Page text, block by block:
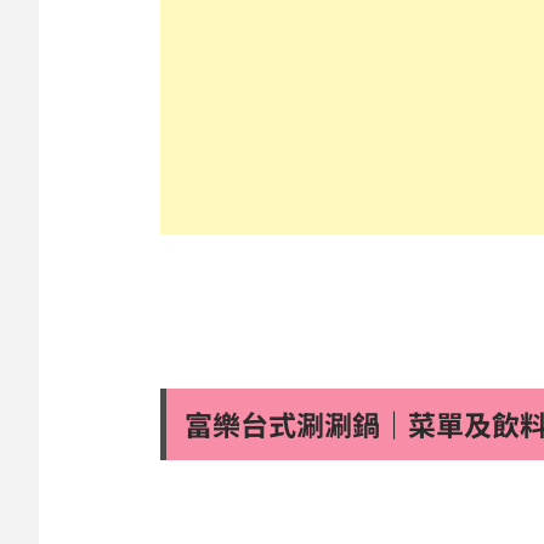
富樂台式涮涮鍋｜菜單及飲